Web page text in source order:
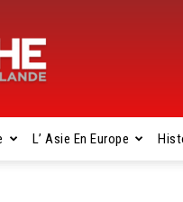
L’ Asie En Europe